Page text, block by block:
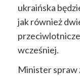
ukraińska
jak również
wcześniej.
Minister spraw